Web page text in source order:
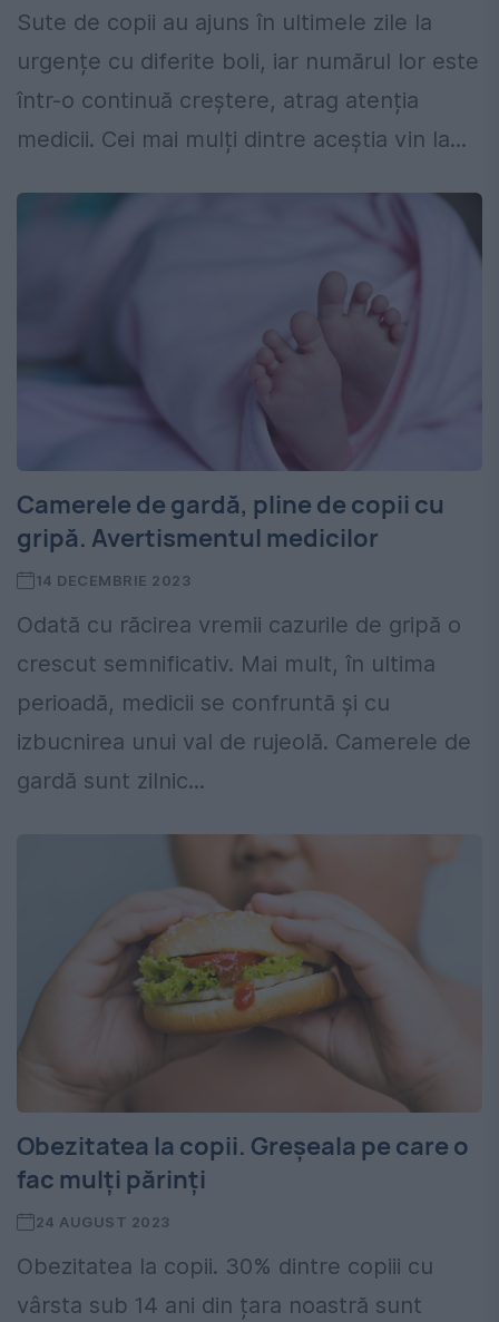
Sute de copii au ajuns în ultimele zile la
urgențe cu diferite boli, iar numărul lor este
într-o continuă creștere, atrag atenția
medicii. Cei mai mulți dintre aceștia vin la...
Camerele de gardă, pline de copii cu
gripă. Avertismentul medicilor
14 DECEMBRIE 2023
Odată cu răcirea vremii cazurile de gripă o
crescut semnificativ. Mai mult, în ultima
perioadă, medicii se confruntă și cu
izbucnirea unui val de rujeolă. Camerele de
gardă sunt zilnic...
Obezitatea la copii. Greșeala pe care o
fac mulți părinți
24 AUGUST 2023
Obezitatea la copii. 30% dintre copiii cu
vârsta sub 14 ani din țara noastră sunt